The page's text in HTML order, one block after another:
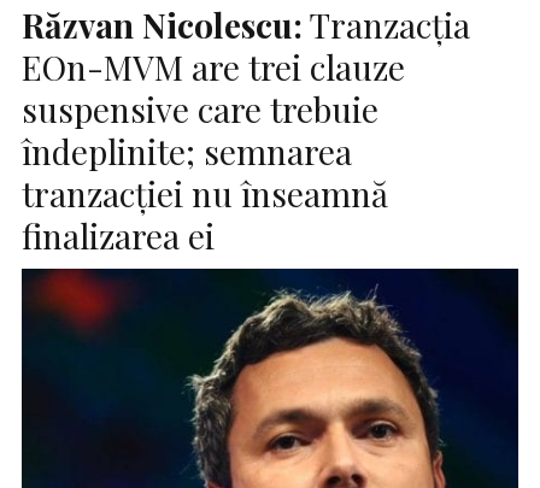
Răzvan Nicolescu:Tranzacția
EOn-MVM are trei clauze
suspensive care trebuie
îndeplinite; semnarea
tranzacției nu înseamnă
finalizarea ei